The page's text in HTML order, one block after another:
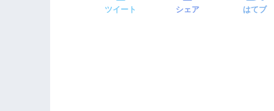
ツイート シェア はてブ